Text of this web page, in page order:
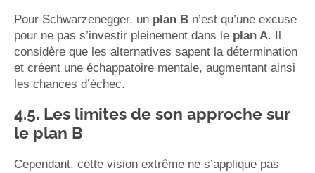
Pour Schwarzenegger, un plan B n’est qu’une excuse
pour ne pas s’investir pleinement dans le plan A. Il
considère que les alternatives sapent la détermination
et créent une échappatoire mentale, augmentant ainsi
les chances d’échec.
4.5. Les limites de son approche sur
le plan B
Cependant, cette vision extrême ne s’applique pas